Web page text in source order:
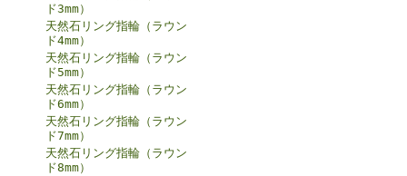
ド3mm）
天然石リング指輪（ラウン
ド4mm）
天然石リング指輪（ラウン
ド5mm）
天然石リング指輪（ラウン
ド6mm）
天然石リング指輪（ラウン
ド7mm）
天然石リング指輪（ラウン
ド8mm）